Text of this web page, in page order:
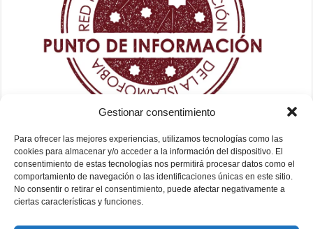
Gestionar consentimiento
Para ofrecer las mejores experiencias, utilizamos tecnologías como las
cookies para almacenar y/o acceder a la información del dispositivo. El
consentimiento de estas tecnologías nos permitirá procesar datos como el
comportamiento de navegación o las identificaciones únicas en este sitio.
No consentir o retirar el consentimiento, puede afectar negativamente a
ciertas características y funciones.